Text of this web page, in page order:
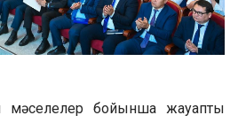
мәселелер бойынша жауапты